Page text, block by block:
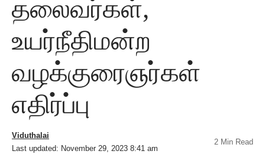
தலைவர்கள்,
உயர்நீதிமன்ற
வழக்குரைஞர்கள்
எதிர்ப்பு
Last updated: November 29, 2023 8:41 am
Viduthalai
2 Min Read